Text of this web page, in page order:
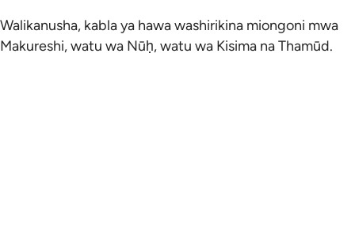
Walikanusha, kabla ya hawa washirikina miongoni mwa
Makureshi, watu wa Nūḥ, watu wa Kisima na Thamūd.